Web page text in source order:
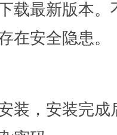
载最新版本
在安全隐患。
装，安装完